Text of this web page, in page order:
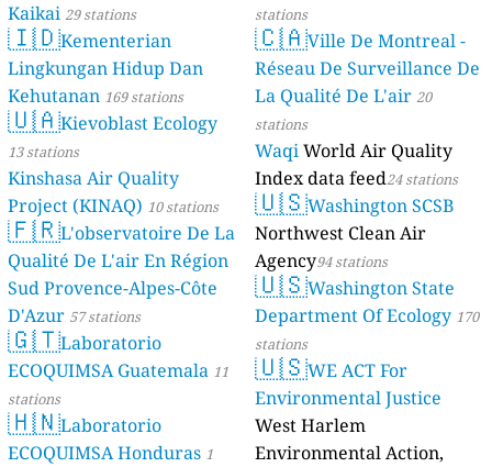
Kaikai 29 stations
🇮🇩Kementerian
Lingkungan Hidup Dan
Kehutanan 169 stations
🇺🇦Kievoblast Ecology
13 stations
Kinshasa Air Quality
Project (KINAQ) 10 stations
🇫🇷L'observatoire De La
Qualité De L'air En Région
Sud Provence-Alpes-Côte
D'Azur 57 stations
🇬🇹Laboratorio
ECOQUIMSA Guatemala 11
stations
🇭🇳Laboratorio
ECOQUIMSA Honduras 1
stations
🇨🇦Ville De Montreal -
Réseau De Surveillance De
La Qualité De L'air 20
stations
WaqiWorld Air Quality
Index data feed24 stations
🇺🇸Washington SCSB
Northwest Clean Air
Agency94 stations
🇺🇸Washington State
Department Of Ecology 170
stations
🇺🇸WE ACT For
Environmental Justice
West Harlem
Environmental Action,